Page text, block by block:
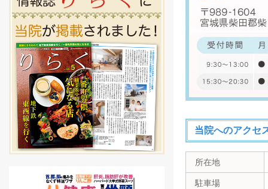
当院へのアクセ
所在地
駐車場